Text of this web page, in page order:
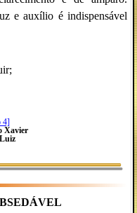
e auxílio é indispensável
4]
Xavier